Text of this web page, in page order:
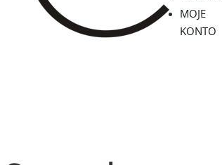
MOJE
KONTO